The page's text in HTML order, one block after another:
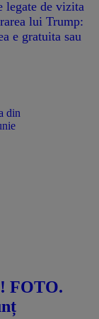
legate de vizita
lui Trump:
e gratuita sau
din
FOTO.